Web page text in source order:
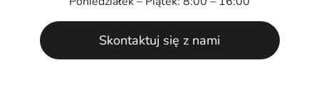
Skontaktuj się z nami